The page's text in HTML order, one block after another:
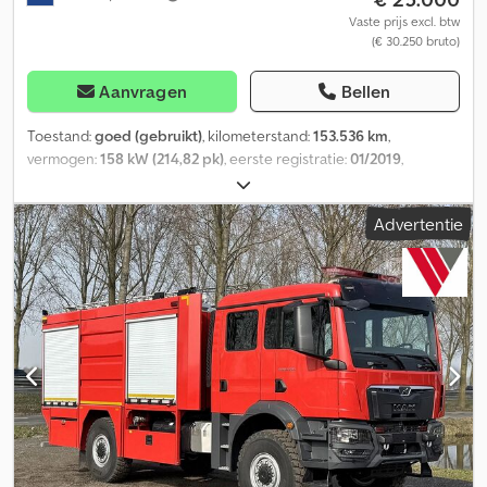
500 Onderhoud, geschiedenis en staat Aantal eigenaren: 1
Technische staat: goed Optische staat: goed Productveiligheid
Fabrikant: Clean Mat Trucks B.V. Wageningsestraat 17 6673DB
ANDELST, NL
Vaste prijs excl. btw
(€ 30.250 bruto)
Aanvragen Bellen
Toestand:goed (gebruikt), kilometerstand:153.536 km,
vermogen:158 kW (214,82 pk), eerste registratie:01/2019,
, bandenmaten:
4x2, wielbasis:4.100 mm, brandstof:diesel, bestuurderscabine:
dagcabine, soort overbrenging:automatisch, emissieklasse:Euro
6, ophanging:staal-lucht, aantal zitplaatsen:2, totale lengte:7.800
mm, totale breedte:2.400 mm, totale hoogte:3.000 mm,
toegestane aslast (as 1):4.480 kg, toegestane aslast (as 2):8.480
kg, Bouwjaar:2019, Uitrusting:ABS, airconditioning, cruise
control, differentieelslot, elektrische raamverstelling, kraan, =
Verdere opties en accessoires = - Armleuning - Knipperlichten -
Camera met monitor - Dakluik - Euro 6 - Draadloze
afstandsbediening - Luchtvering achter - Radio -
Achteruitrijcamera - Zonneklep - Gereedschapskist - Aftakas =
Opmerkingen = - Fassi 2,3 ton laadkraan (Type: F26A.0.23) - 3x
hydraulisch uitschuifbaar - Draadloze afstandsbediening -
Advertentie